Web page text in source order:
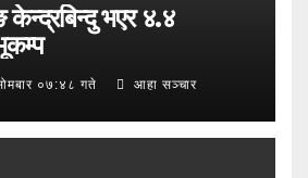
केन्द्रबिन्दु भएर ४.४
०७:४८ गते आहा सञ्चार